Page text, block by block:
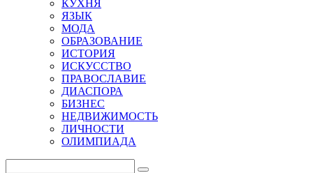
КУХНЯ
ЯЗЫК
МОДА
ОБРАЗОВАНИЕ
ИСТОРИЯ
ИСКУССТВО
ПРАВОСЛАВИЕ
ДИАСПОРА
БИЗНЕС
НЕДВИЖИМОСТЬ
ЛИЧНОСТИ
ОЛИМПИАДА